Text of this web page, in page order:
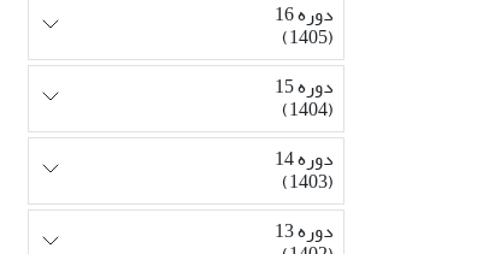
دوره 16
(1405)
دوره 15
(1404)
دوره 14
(1403)
دوره 13